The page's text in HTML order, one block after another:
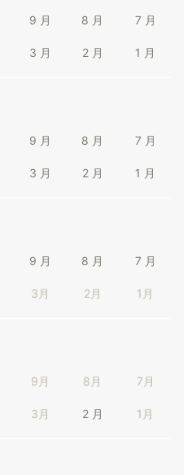
9 月 8 月 7 月
3 月 2 月 1 月
9 月 8 月 7 月
3 月 2 月 1 月
9 月 8 月 7 月
3月 2月 1月
9月 8月 7月
3月 2 月 1月